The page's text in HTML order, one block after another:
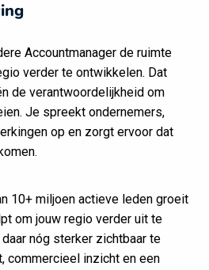
Accountmanager de ruimte
verder te ontwikkelen. Dat
de verantwoordelijkheid om
Je spreekt ondernemers,
op en zorgt ervoor dat
10+ miljoen actieve leden groeit
om jouw regio verder uit te
nóg sterker zichtbaar te
commercieel inzicht en een